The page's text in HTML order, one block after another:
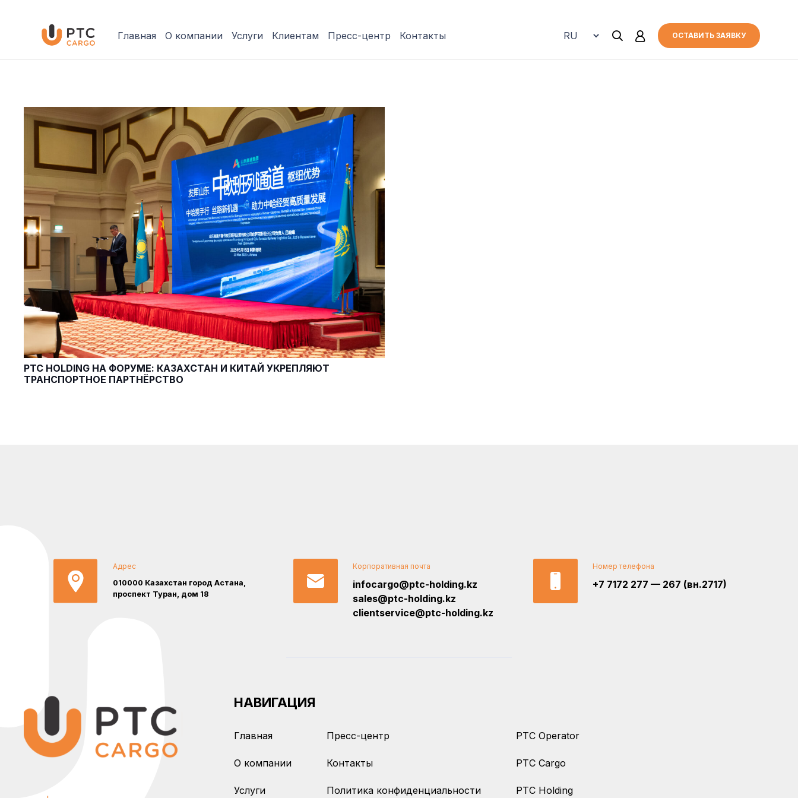
Главная О компании Услуги Клиентам Пресс-центр Контакты ОСТАВИТЬ ЗАЯВКУ
PTC HOLDING НА ФОРУМЕ: КАЗАХСТАН И КИТАЙ УКРЕПЛЯЮТ
ТРАНСПОРТНОЕ ПАРТНЁРСТВО
Адрес
010000 Казахстан город Астана,
проспект Туран, дом 18
Корпоративная почта
infocargo@ptc-holding.kz
sales@ptc-holding.kz
clientservice@ptc-holding.kz
Номер телефона
+7 7172 277 — 267 (вн.2717)
НАВИГАЦИЯ
Главная
О компании
Услуги
Пресс-центр
Контакты
Политика конфиденциальности
PTC Operator
PTC Cargo
PTC Holding